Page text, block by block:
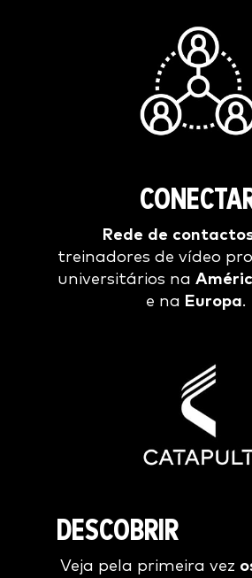
Rede de
treinadores de vídeo
universitários na
e na Europa.
DESCOBRIR
Veja pela primeira vez